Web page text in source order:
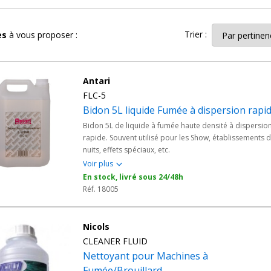
à tous les effets
à fumée en fonction des effets souhaités : fumée standard,fumée
au sol.
sélection complète de liquides de recharge. Ils s'adaptent à
à base d'huile). Nos
pouvez aussi y ajouter une dose de parfum pour liquide à
vous propose une vaste gamme de produits certifiés
utilisations.
à vous proposer : Trier :
Antari
FLC-5
Bidon 5L liquide Fumée à dispersion
Bidon 5L de liquide à fumée haute densité à dispersion
rapide. Souvent utilisé pour les Show, établissements
nuits, effets spéciaux, etc.
Voir plus
En stock, livré sous 24/48h
Réf. 18005
Nicols
CLEANER FLUID
Nettoyant pour Machines à